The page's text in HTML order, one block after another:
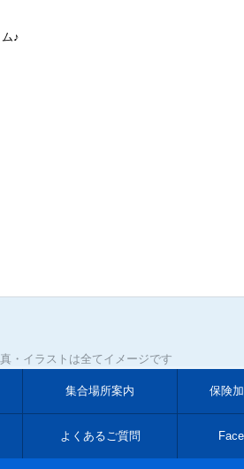
♪
・イラストは全てイメージです
集合場所案内 保険
よくあるご質問